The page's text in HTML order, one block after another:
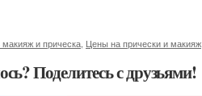
и прическа Цены на прически и макияж
Поделитесь с друзьями!